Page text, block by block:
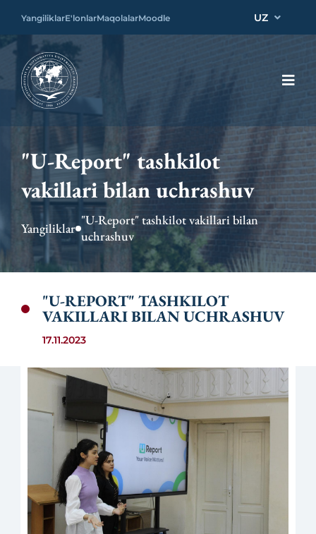
YangiliklarE'lonlarMaqolalarMoodle UZ
"U-Report" tashkilot
vakillari bilan uchrashuv
Yangiliklar "U-Report" tashkilot vakillari bilan
uchrashuv
"U-REPORT" TASHKILOT
VAKILLARI BILAN UCHRASHUV
17.11.2023